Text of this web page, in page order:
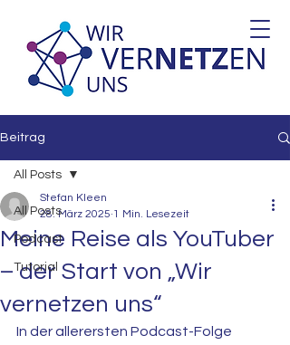
Beitrag
All Posts
Podcast
Tutorial
All Posts
Meine Reise als YouTuber
– der Start von „Wir
vernetzen uns“
Stefan Kleen
28. März 2025 1 Min. Lesezeit
In der allerersten Podcast-Folge